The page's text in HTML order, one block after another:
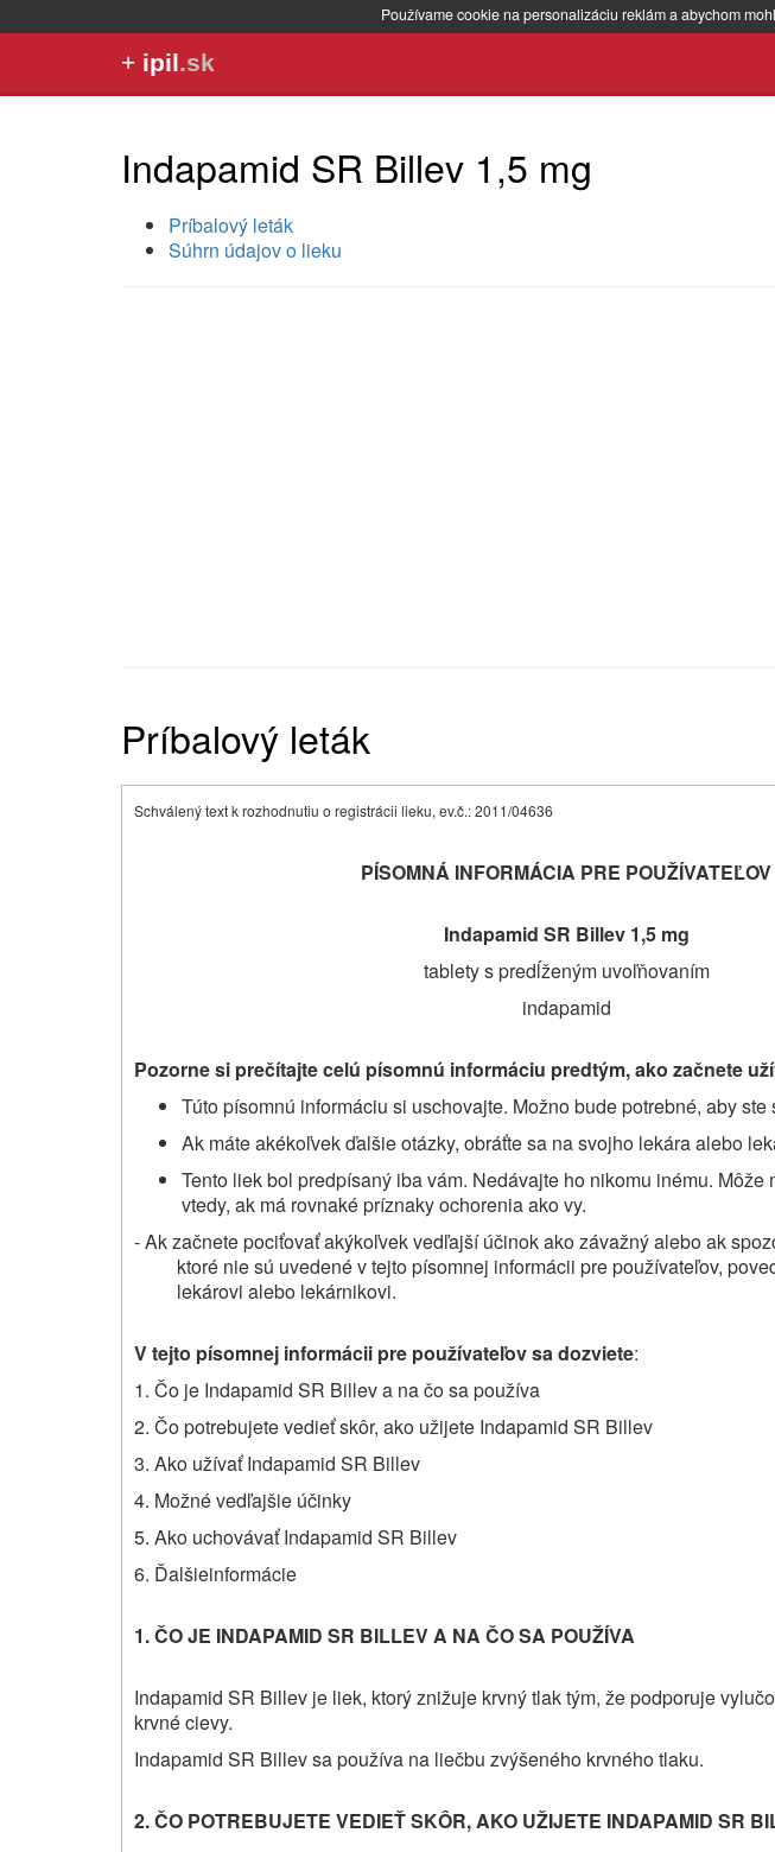
Používame cookie na personalizáciu reklám a abychom
+ ipil.sk
Indapamid SR Billev 1,5 mg
Príbalový leták
Súhrn údajov o lieku
Príbalový leták
Schválený text k rozhodnutiu o registrácii lieku, ev.č.: 2011/04636
PÍSOMNÁ INFORMÁCIA PRE POUŽÍVATEĽOV
Indapamid SR Billev 1,5 mg
tablety s predĺženým uvoľňovaním
indapamid
Pozorne si prečítajte celú písomnú informáciu predtým, ako začnete
Túto písomnú informáciu si uschovajte. Možno bude potrebné, aby
Ak máte akékoľvek ďalšie otázky, obráťte sa na svojho lekára alebo
Tento liek bol predpísaný iba vám. Nedávajte ho nikomu inému. Môže
vtedy, ak má rovnaké príznakyochoreniaako vy.
-Ak začnete pociťovať akýkoľvek vedľajší účinok ako závažný alebo ak
ktoré nie sú uvedené v tejto písomnej informácii pre používateľov,
lekárovi alebo lekárnikovi.
V tejto písomnej informácii pre používateľov sa dozviete:
1. Čo je Indapamid SR Billev a na čo sa používa
2. Čo potrebujete vedieť skôr, ako užijete Indapamid SR Billev
3. Ako užívať Indapamid SR Billev
4. Možné vedľajšie účinky
5. Ako uchovávať Indapamid SR Billev
6. Ďalšieinformácie
1.ČO JE INDAPAMID SR BILLEVA NA ČO SA POUŽÍVA
Indapamid SR Billev je liek, ktorý znižuje krvný tlak tým, že podporuje
krvné cievy.
Indapamid SR Billev sa používa na liečbu zvýšeného krvného tlaku.
2. ČO POTREBUJETE VEDIEŤ SKÔR, AKO UŽIJETE INDAPAMID SR